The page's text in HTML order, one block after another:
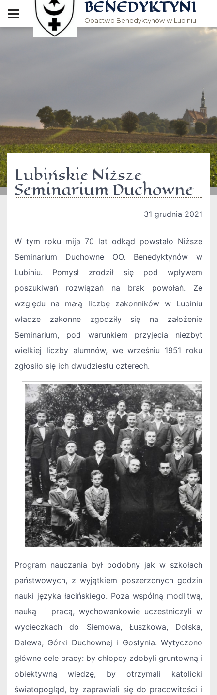
BENEDYKTYNI
Opactwo Benedyktynów w Lubiniu
Lubińskie Niższe
Seminarium Duchowne
31 grudnia 2021
W tym roku mija 70 lat odkąd powstało Niższe
Seminarium Duchowne OO. Benedyktynów w
Lubiniu. Pomysł zrodził się pod wpływem
poszukiwań rozwiązań na brak powołań. Ze
względu na małą liczbę zakonników w Lubiniu
władze zakonne zgodziły się na założenie
Seminarium, pod warunkiem przyjęcia niezbyt
wielkiej liczby alumnów, we wrześniu 1951 roku
zgłosiło się ich dwudziestu czterech.
Program nauczania był podobny jak w szkołach
państwowych, z wyjątkiem poszerzonych godzin
nauki języka łacińskiego. Poza wspólną modlitwą,
nauką i pracą, wychowankowie uczestniczyli w
wycieczkach do Siemowa, Łuszkowa, Dolska,
Dalewa, Górki Duchownej i Gostynia. Wytyczono
główne cele pracy: by chłopcy zdobyli gruntowną i
obiektywną wiedzę, by otrzymali katolicki
światopogląd, by zaprawiali się do pracowitości i